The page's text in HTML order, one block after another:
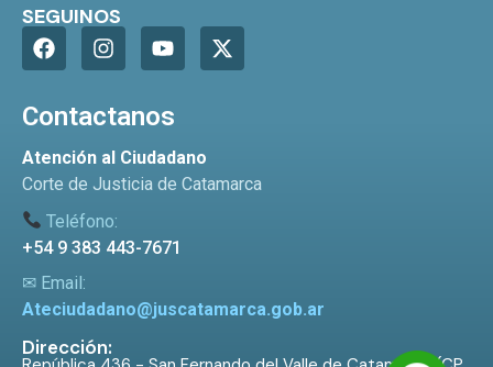
SEGUINOS
Contactanos
Atención al Ciudadano
Corte de Justicia de Catamarca
Teléfono:
+54 9 383 443-7671
✉ Email:
Ateciudadano@juscatamarca.gob.ar
Dirección: